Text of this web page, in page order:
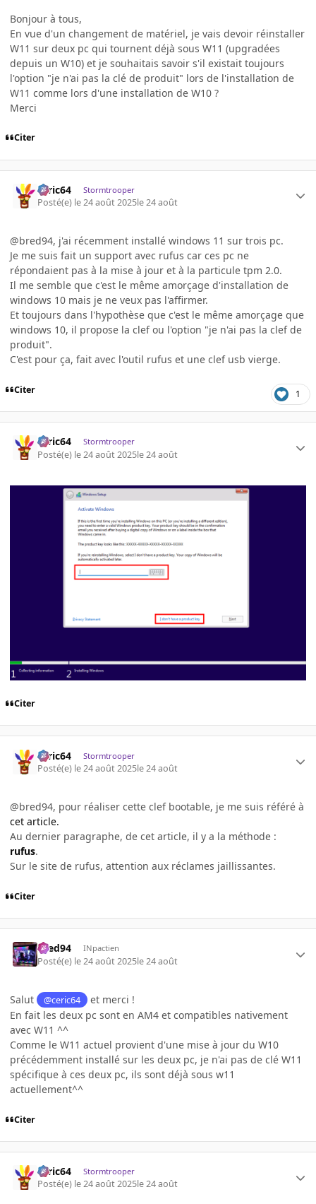
Bonjour à tous,
En vue d'un changement de matériel, je vais devoir réinstaller
W11 sur deux pc qui tournent déjà sous W11 (upgradées
depuis un W10) et je souhaitais savoir s'il existait toujours
l'option "je n'ai pas la clé de produit" lors de l'installation de
W11 comme lors d'une installation de W10 ?
Merci
Citer
ceric64 Stormtrooper
Posté(e) le 24 août 2025le 24 août
@bred94, j'ai récemment installé windows 11 sur trois pc.
Je me suis fait un support avec rufus car ces pc ne
répondaient pas à la mise à jour et à la particule tpm 2.0.
Il me semble que c'est le même amorçage d'installation de
windows 10 mais je ne veux pas l'affirmer.
Et toujours dans l'hypothèse que c'est le même amorçage que
windows 10, il propose la clef ou l'option "je n'ai pas la clef de
produit".
C'est pour ça, fait avec l'outil rufus et une clef usb vierge.
Citer 1
ceric64 Stormtrooper
Posté(e) le 24 août 2025le 24 août
Citer
ceric64 Stormtrooper
Posté(e) le 24 août 2025le 24 août
@bred94, pour réaliser cette clef bootable, je me suis référé à
cet article.
Au dernier paragraphe, de cet article, il y a la méthode :
rufus.
Sur le site de rufus, attention aux réclames jaillissantes.
Citer
bred94 INpactien
Posté(e) le 24 août 2025le 24 août
Salut @ceric64
et merci !
En fait les deux pc sont en AM4 et compatibles nativement
avec W11 ^^
Comme le W11 actuel provient d'une mise à jour du W10
précédemment installé sur les deux pc, je n'ai pas de clé W11
spécifique à ces deux pc, ils sont déjà sous w11
actuellement^^
Citer
ceric64 Stormtrooper
Posté(e) le 24 août 2025le 24 août